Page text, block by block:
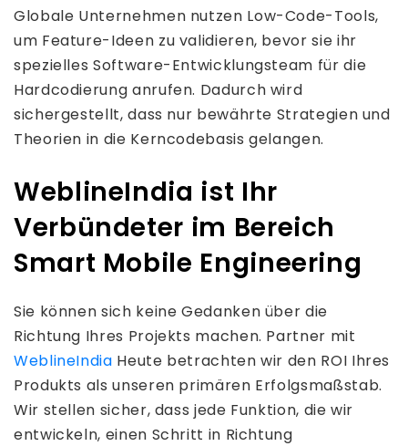
Globale Unternehmen nutzen Low-Code-Tools,
um Feature-Ideen zu validieren, bevor sie ihr
spezielles Software-Entwicklungsteam für die
Hardcodierung anrufen. Dadurch wird
sichergestellt, dass nur bewährte Strategien und
Theorien in die Kerncodebasis gelangen.
WeblineIndia ist Ihr
Verbündeter im Bereich
Smart Mobile Engineering
Sie können sich keine Gedanken über die
Richtung Ihres Projekts machen. Partner mit
WeblineIndia Heute betrachten wir den ROI Ihres
Produkts als unseren primären Erfolgsmaßstab.
Wir stellen sicher, dass jede Funktion, die wir
entwickeln, einen Schritt in Richtung